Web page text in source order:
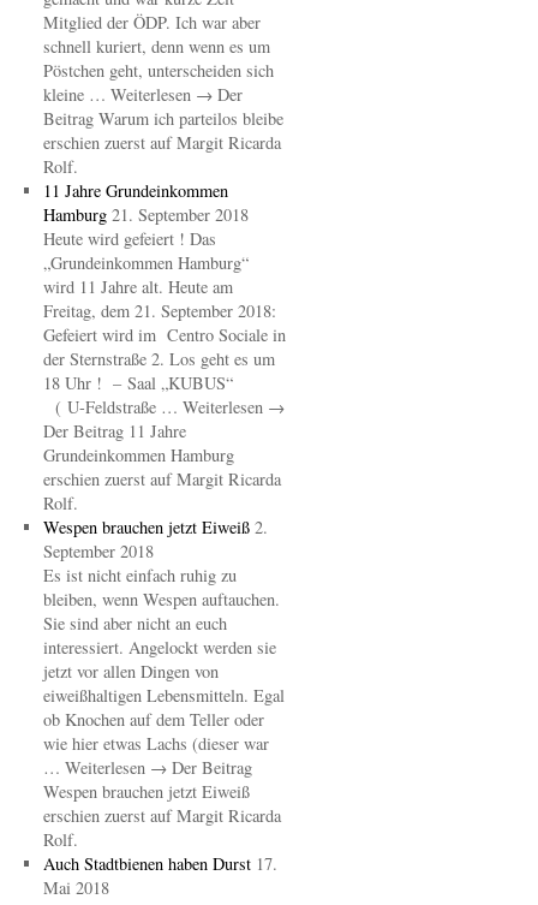
Mitglied der ÖDP. Ich war aber
schnell kuriert, denn wenn es um
Pöstchen geht, unterscheiden sich
kleine … Weiterlesen → Der
Beitrag Warum ich parteilos bleibe
erschien zuerst auf Margit Ricarda
Rolf.
11 Jahre Grundeinkommen
Hamburg 21. September 2018
Heute wird gefeiert ! Das
„Grundeinkommen Hamburg“
wird 11 Jahre alt. Heute am
Freitag, dem 21. September 2018:
Gefeiert wird im Centro Sociale in
der Sternstraße 2. Los geht es um
18 Uhr ! – Saal „KUBUS“
( U-Feldstraße … Weiterlesen →
Der Beitrag 11 Jahre
Grundeinkommen Hamburg
erschien zuerst auf Margit Ricarda
Rolf.
Wespen brauchen jetzt Eiweiß 2.
September 2018
Es ist nicht einfach ruhig zu
bleiben, wenn Wespen auftauchen.
Sie sind aber nicht an euch
interessiert. Angelockt werden sie
jetzt vor allen Dingen von
eiweißhaltigen Lebensmitteln. Egal
ob Knochen auf dem Teller oder
wie hier etwas Lachs (dieser war
… Weiterlesen → Der Beitrag
Wespen brauchen jetzt Eiweiß
erschien zuerst auf Margit Ricarda
Rolf.
Auch Stadtbienen haben Durst 17.
Mai 2018